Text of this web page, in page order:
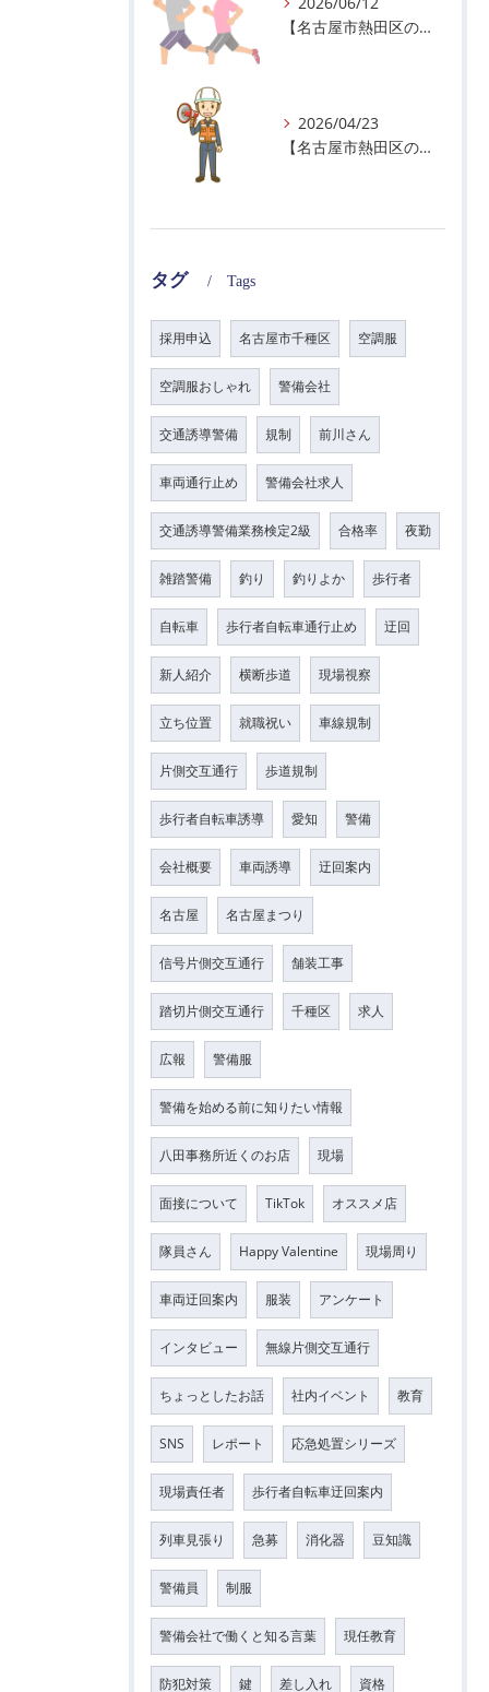
【名古屋市熱田区の警備会社】暑熱順化で熱中症対策を！
2026/04/23
【名古屋市熱田区の警備会社】GWの面接状況について！
タグ Tags
採用申込 名古屋市千種区 空調服
空調服おしゃれ 警備会社
交通誘導警備 規制 前川さん
車両通行止め 警備会社求人
交通誘導警備業務検定2級 合格率 夜勤
雑踏警備 釣り 釣りよか 歩行者
自転車 歩行者自転車通行止め 迂回
新人紹介 横断歩道 現場視察
立ち位置 就職祝い 車線規制
片側交互通行 歩道規制
歩行者自転車誘導 愛知 警備
会社概要 車両誘導 迂回案内
名古屋 名古屋まつり
信号片側交互通行 舗装工事
踏切片側交互通行 千種区 求人
広報 警備服
警備を始める前に知りたい情報
八田事務所近くのお店 現場
面接について TikTok オススメ店
隊員さん Happy Valentine 現場周り
車両迂回案内 服装 アンケート
インタビュー 無線片側交互通行
ちょっとしたお話 社内イベント 教育
SNS レポート 応急処置シリーズ
現場責任者 歩行者自転車迂回案内
列車見張り 急募 消化器 豆知識
警備員 制服
警備会社で働くと知る言葉 現任教育
防犯対策 鍵 差し入れ 資格